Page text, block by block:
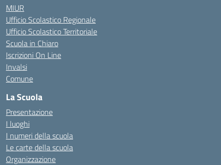
MIUR
Ufficio Scolastico Regionale
Ufficio Scolastico Territoriale
Scuola in Chiaro
Iscrizioni On Line
Invalsi
Comune
La Scuola
Presentazione
I luoghi
I numeri della scuola
Le carte della scuola
Organizzazione